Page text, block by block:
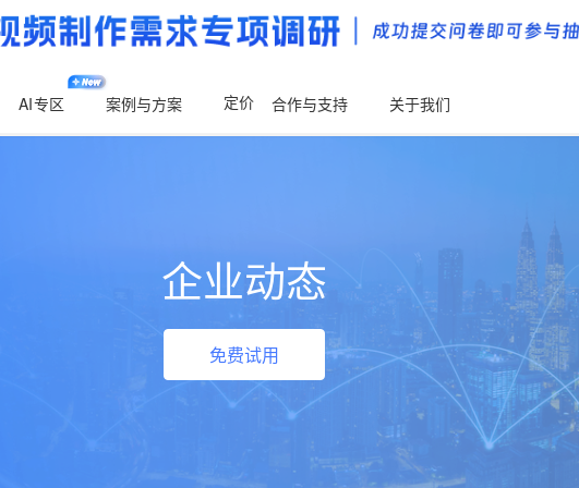
AI专区 案例与方案 定价 合作与支持 关于我们
企业动态
免费试用